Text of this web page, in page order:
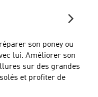
son poney ou
lui. Améliorer son
sur des grandes
et profiter de